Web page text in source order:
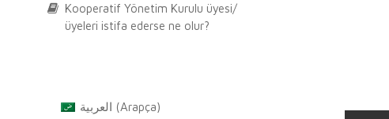
Kooperatif Yönetim Kurulu üyesi/
üyeleri istifa ederse ne olur?
العربية (Arapça)